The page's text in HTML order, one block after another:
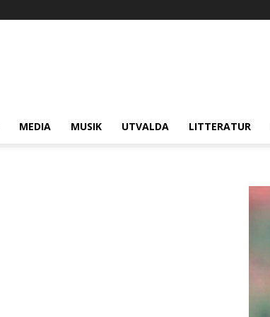
MEDIA MUSIK UTVALDA LITTERATUR